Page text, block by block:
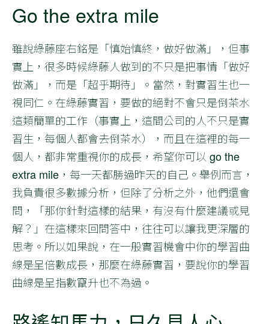
Go the extra mile
雖說綠藤座右銘是「慎始慎終，做好做滿」，但事
實上，很多時候綠藤人做到的不只是把事情「做好
做滿」，而是「超乎期待」。當然，對實習生也一
視同仁。在綠藤實習，要做的絕對不會只是倒茶水
這類簡單的工作（事實上，這間公司的人不只是實
習生，每個人都會去倒茶水），而且在這裡的每一
個人，都非常重視你的成長，希望你可以 go the
extra mile ，每一天都勝過昨天的自己。舉例而言，
我負責很多數據分析，但除了分析之外，他們還會
問，「那你針對這樣的結果，有沒有什麼建議或見
解？」在這樣來回問答中，往往可以讓我更深層的
思考。所以如果說，在一般實習機會中你的學習曲
線是呈倍數成長，那麼在綠藤實習，要說你的學習
曲線是呈指數竄升也不為過。